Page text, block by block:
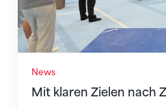
News
Mit klaren Zielen nach